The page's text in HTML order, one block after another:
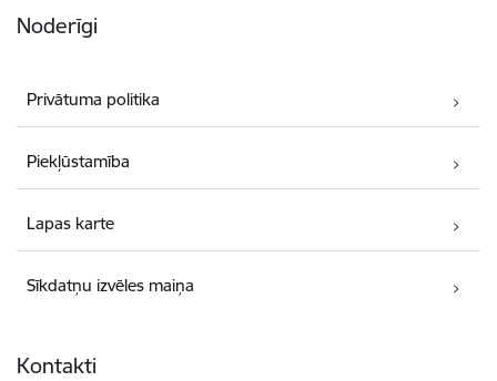
Noderīgi
Privātuma politika
Piekļūstamība
Lapas karte
Sīkdatņu izvēles maiņa
Kontakti